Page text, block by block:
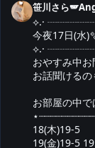
笹川さら
⟡.·
今夜17日(水
⟡.·
おやすみ中
お話聞ける
お部屋の中
18(木)19-5
19(金)19-5